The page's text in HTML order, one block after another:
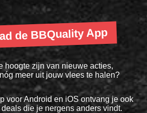
de BBQuality App
hoogte zijn van nieuwe acties,
meer uit jouw vlees te halen?
voor Android en iOS ontvang je ook
die je nergens anders vindt.